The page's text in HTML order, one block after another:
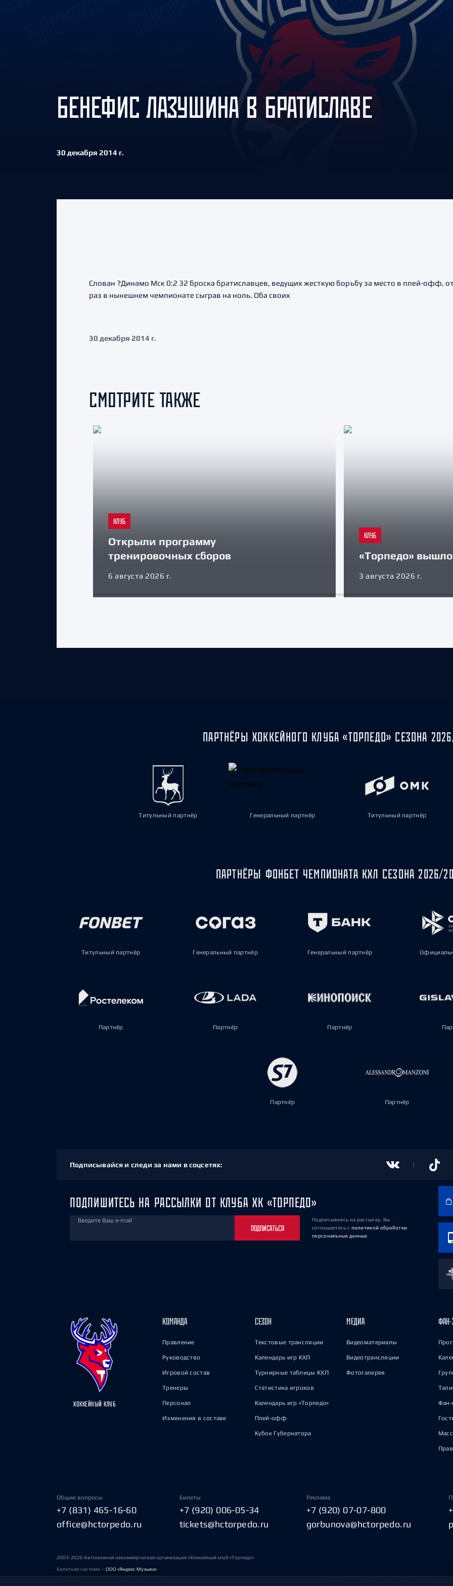
Амур
Барыс
Салават Юлаев
Сибирь
БЕНЕФИС ЛАЗУШИНА В БРАТИСЛАВЕ
30 декабря 2014 г.
Слован ?Динамо Мск 0:2 32 броска братиславцев, ведущих жесткую борьбу за место в плей-офф,
раз в нынешнем чемпионате сыграв на ноль. Оба своих
30 декабря 2014 г.
СМОТРИТЕ ТАКЖЕ
КЛУБ
Открыли программу
тренировочных сборов
6 августа 2026 г.
КЛУБ
«Торпедо» вышло
3 августа 2026 г.
ПАРТНЁРЫ ХОККЕЙНОГО КЛУБА «ТОРПЕДО» СЕЗОНА
Титульный партнёр Генеральный партнёр Титульный партнёр
ПАРТНЁРЫ ФОНБЕТ ЧЕМПИОНАТА КХЛ СЕЗОНА 2026/
Титульный партнёр Генеральный партнёр Генеральный партнёр
Партнёр Партнёр Партнёр
Партнёр Партнёр
Подписывайся и следи за нами в соцсетях:
ПОДПИШИТЕСЬ НА РАССЫЛКИ ОТ КЛУБА ХК «ТОРПЕДО»
Введите Ваш e-mail
ПОДПИСАТЬСЯ
Подписываясь на рассылку, Вы
соглашаетесь с политикой обработки
персональных данных
ХОККЕЙНЫЙ КЛУБ
КОМАНДА
Правление
Руководство
Игровой состав
Тренеры
Персонал
Изменения в составе
СЕЗОН
Текстовые трансляции
Календарь игр КХЛ
Турнирные таблицы КХЛ
Статистика игроков
Календарь игр «Торпедо»
Плей-офф
Кубок Губернатора
МЕДИА
Видеоматериалы
Видеотрансляции
Фотогалерея
ФАН-
Фан-
Общие вопросы
+7 (831) 465-16-60
office@hctorpedo.ru
Билеты
+7 (920) 006-05-34
tickets@hctorpedo.ru
Реклама
+7 (920) 07-07-800
gorbunova@hctorpedo.ru
2003-2026 Автономная некоммерческая организация «Хоккейный клуб «Торпедо»
Билетная система —ООО «Яндекс Музыка»